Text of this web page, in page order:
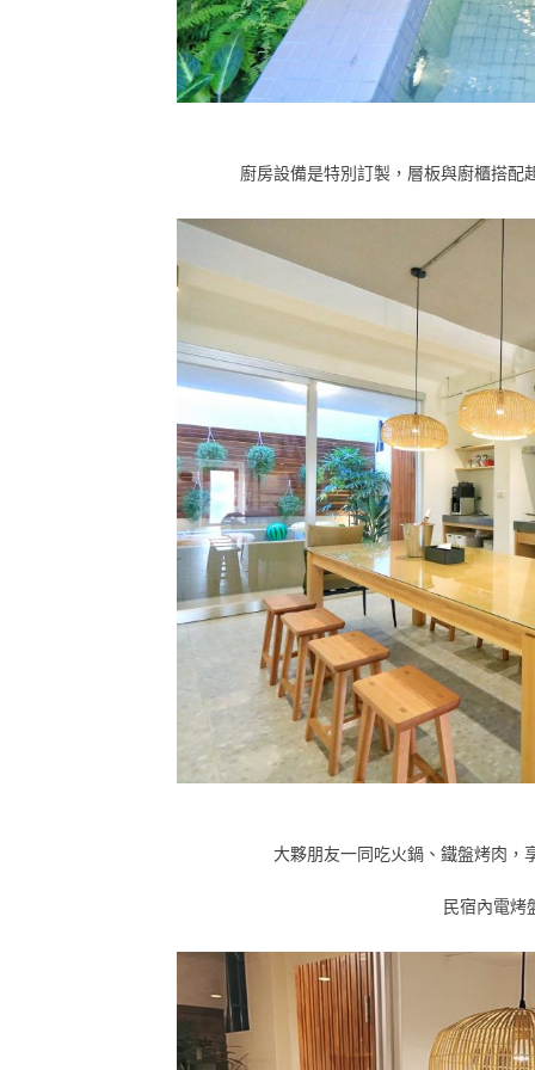
廚房設備是特別訂製，層板與廚櫃搭配
大夥朋友一同吃火鍋、鐵盤烤肉，
民宿內電烤